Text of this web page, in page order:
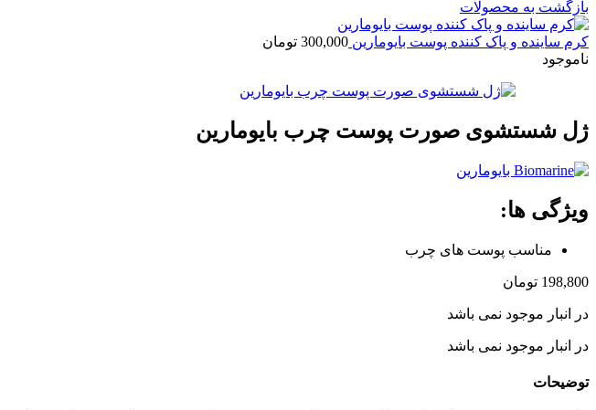
بازگشت به محصولات
کرم ساینده و پاک کننده پوست بایومارین 300,000 تومان
ناموجود
ژل شستشوی صورت پوست چرب بایومارین
ویژگی ها:
مناسب پوست های چرب
198,800 تومان
در انبار موجود نمی باشد
در انبار موجود نمی باشد
توضیحات